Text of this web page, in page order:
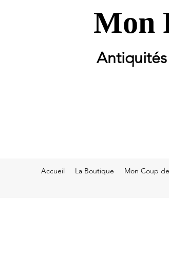
Mon
Antiquités
Accueil La Boutique Mon Coup